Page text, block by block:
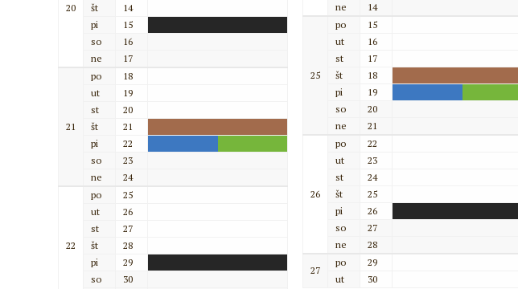
20
št
14
pi
15
so
16
ne
17
21
po
18
ut
19
st
20
št
21
pi
22
so
23
ne
24
22
po
25
ut
26
st
27
št
28
pi
29
so
30
ne
14
25
po
15
ut
16
st
17
št
18
pi
19
so
20
ne
21
26
po
22
ut
23
st
24
št
25
pi
26
so
27
ne
28
27
po
29
ut
30